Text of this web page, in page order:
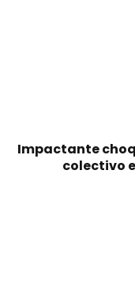
Impactante
colectivo